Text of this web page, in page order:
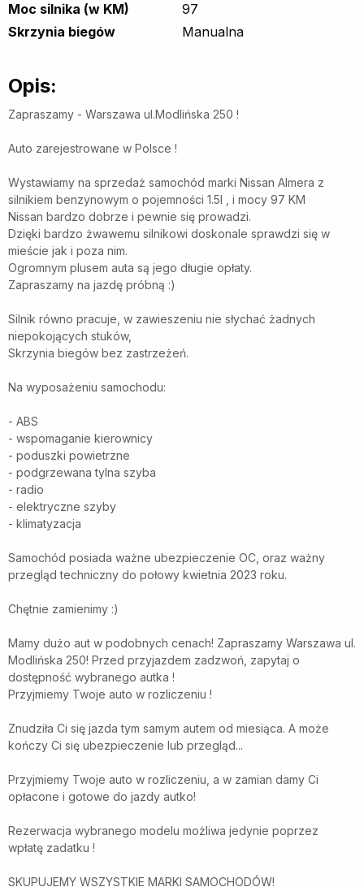
Moc silnika (w KM)
97
Skrzynia biegów
Manualna
Opis:
Zapraszamy - Warszawa ul.Modlińska 250 !
Auto zarejestrowane w Polsce !
Wystawiamy na sprzedaż samochód marki Nissan Almera z
silnikiem benzynowym o pojemności 1.5l , i mocy 97 KM
Nissan bardzo dobrze i pewnie się prowadzi.
Dzięki bardzo żwawemu silnikowi doskonale sprawdzi się w
mieście jak i poza nim.
Ogromnym plusem auta są jego długie opłaty.
Zapraszamy na jazdę próbną :)
Silnik równo pracuje, w zawieszeniu nie słychać żadnych
niepokojących stuków,
Skrzynia biegów bez zastrzeżeń.
Na wyposażeniu samochodu:
- ABS
- wspomaganie kierownicy
- poduszki powietrzne
- podgrzewana tylna szyba
- radio
- elektryczne szyby
- klimatyzacja
Samochód posiada ważne ubezpieczenie OC, oraz ważny
przegląd techniczny do połowy kwietnia 2023 roku.
Chętnie zamienimy :)
Mamy dużo aut w podobnych cenach! Zapraszamy Warszawa ul.
Modlińska 250! Przed przyjazdem zadzwoń, zapytaj o
dostępność wybranego autka !
Przyjmiemy Twoje auto w rozliczeniu !
Znudziła Ci się jazda tym samym autem od miesiąca. A może
kończy Ci się ubezpieczenie lub przegląd...
Przyjmiemy Twoje auto w rozliczeniu, a w zamian damy Ci
opłacone i gotowe do jazdy autko!
Rezerwacja wybranego modelu możliwa jedynie poprzez
wpłatę zadatku !
SKUPUJEMY WSZYSTKIE MARKI SAMOCHODÓW!